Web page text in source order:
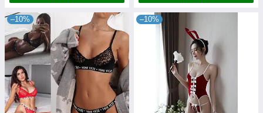
–10% –10%